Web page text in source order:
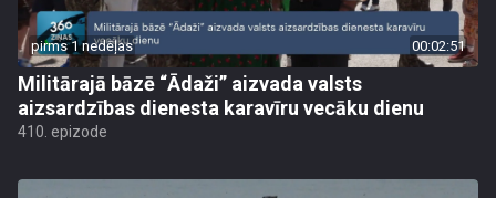
pirms 1 nedēļas 00:02:51
Militārajā bāzē “Ādaži” aizvada valsts
aizsardzības dienesta karavīru vecāku dienu
410. epizode